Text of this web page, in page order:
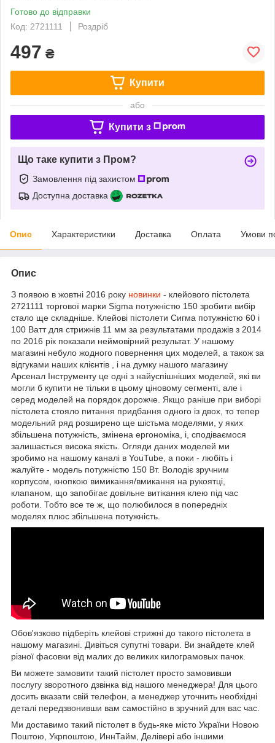
Готово до відправки
Код: 2721111
Роздріб
497 ₴
Купити
або
Купити з
Що таке купити з Пром?
Замовлення під захистом
Доступна доставка
Опис Характеристики Доставка Оплата Умови
Опис
З появою в жовтні 2016 року новинки - клейового пістолета
2721111 торгової марки Sigma потужністю 150 зробити вибір
стало ще складніше. Клейові пістолети Сигма потужністю 60 і
100 Ватт для стрижнів 11 мм за результатами продажів з 2014
по 2016 рік показали неймовірний результат. У нашому
магазині небуло жодного повернення цих моделей, а також за
відгуками наших клієнтів , і на думку нашого магазину
Арсенал Інструменту це одні з найуспішніших моделей, які ви
могли б купити не тільки в цьому ціновому сегменті, але і
серед моделей на порядок дорожче. Якщо раніше при виборі
пістолета стояло питання придбання одного із двох, то тепер
модельний ряд розширено ще шістьма моделями, у яких
збільшена потужність, змінена ергономіка, і, сподіваємося
залишається висока якість. Огляди даних моделей ми
зробимо на нашому каналі в YouTube, а поки - любіть і
жалуйте - модель потужністю 150 Вт. Володіє зручним
корпусом, кнопкою вимикання/вмикання на рукоятці,
клапаном, що запобігає довільне витікання клею під час
роботи. Тобто все те ж, що полюбилося в попередніх
моделях плюс збільшена потужність.
Обов'язково підберіть клейові стрижні до такого пістолета в
нашому магазині. Дивіться супутні товари. Ви знайдете клей
різної фасовки від малих до великих килограмовых пачок.
Ви можете замовити такий пістолет просто замовивши
послугу зворотного дзвінка від нашого менеджера! Для цього
досить вказати свій телефон, а менеджер уточнить необхідні
деталі передзвонивши вам самостійно в зручний для вас час.
Ми доставимо такий пістолет в будь-яке місто України Новою
Поштою, Укрпоштою, ИннТайм, Делівері або іншими